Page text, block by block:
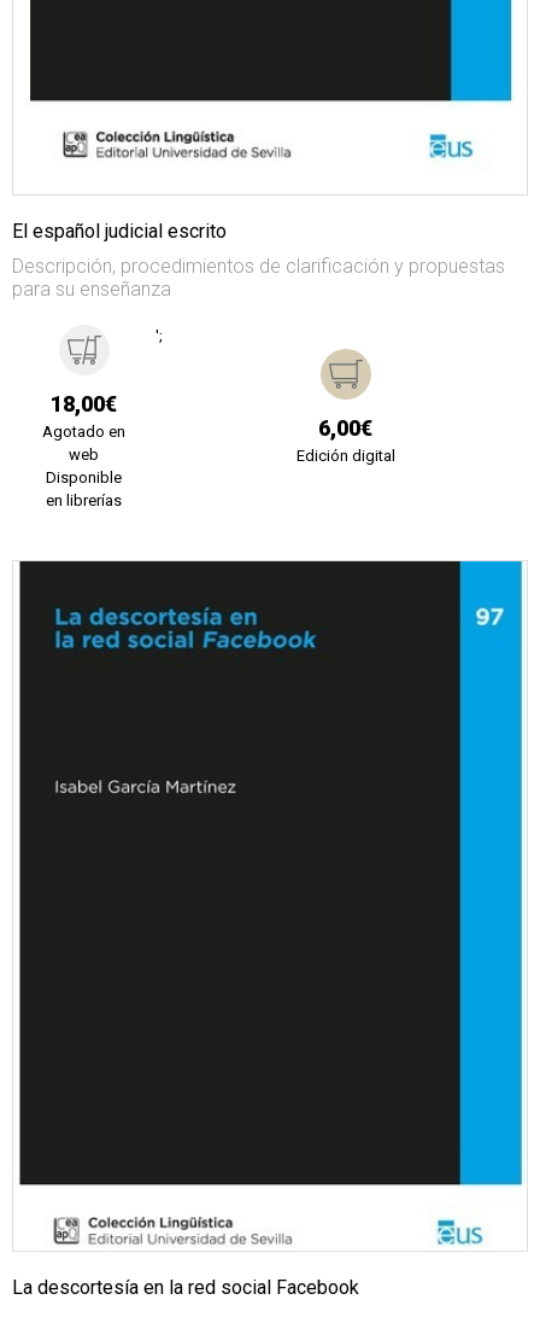
El español judicial escrito
Descripción, procedimientos de clarificación y propuestas
para su enseñanza
18,00€
Agotado en
web
Disponible
en librerías
';
6,00€
Edición digital
La descortesía en la red social Facebook